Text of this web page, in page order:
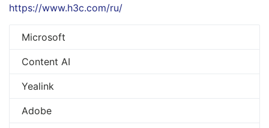
https://www.h3c.com/ru/
Microsoft
Content AI
Yealink
Adobe